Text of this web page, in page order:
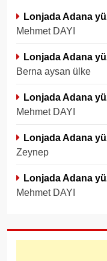
Lonjada Adana
Mehmet DAYI
Lonjada Adana
Berna aysan ülke
Lonjada Adana
Mehmet DAYI
Lonjada Adana
Zeynep
Lonjada Adana
Mehmet DAYI